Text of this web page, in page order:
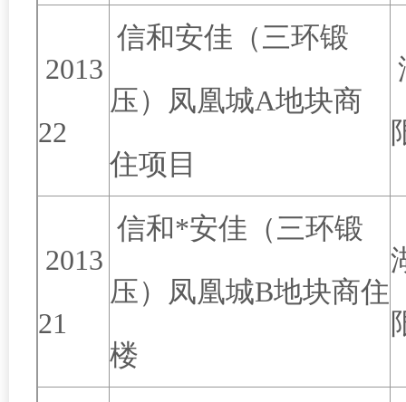
2013
22
信和安佳（三环锻
压）凤凰城A地块商
住项目
2013
21
信和*安佳（三环锻
压）凤凰城B地块商住
楼